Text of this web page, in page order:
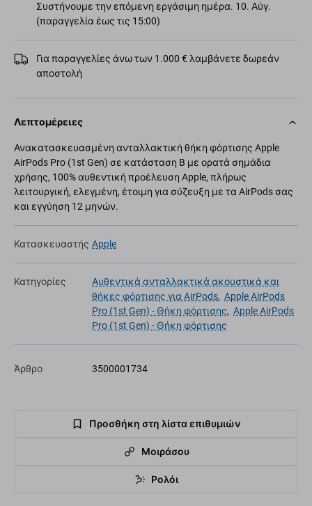
Συστήνουμε την επόμενη εργάσιμη ημέρα. 10. Αύγ.
(παραγγελία έως τις 15:00)
Για παραγγελίες άνω των 1.000 € λαμβάνετε δωρεάν
αποστολή
Λεπτομέρειες
Ανακατασκευασμένη ανταλλακτική θήκη φόρτισης Apple
AirPods Pro (1st Gen) σε κατάσταση B με ορατά σημάδια
χρήσης, 100% αυθεντική προέλευση Apple, πλήρως
λειτουργική, ελεγμένη, έτοιμη για σύζευξη με τα AirPods σας
και εγγύηση 12 μηνών.
Κατασκευαστής Apple
Κατηγορίες
Αυθεντικά ανταλλακτικά ακουστικά και
θήκες φόρτισης για AirPods, Apple AirPods
Pro (1st Gen) - Θήκη φόρτισης, Apple AirPods
Pro (1st Gen) - Θήκη φόρτισης
Άρθρο 3500001734
Προσθήκη στη λίστα επιθυμιών
Μοιράσου
Ρολόι